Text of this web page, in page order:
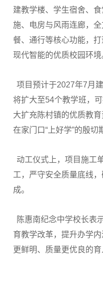
建教学楼、学生宿舍、
施、电房与风雨连廊，
餐、通行等核心功能，
现代智能的优质校园环境
项目预计于2027年7月
将扩大至54个教学班，
大扩充陈村镇的优质教
在家门口“上好学”的殷切
动工仪式上，项目施工
工，严守安全质量底线
成。
陈惠南纪念中学校长表
育教学改革，提升办学
更鲜明、质量更优良的育